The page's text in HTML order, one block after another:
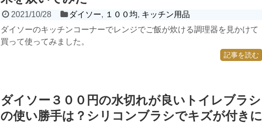
2021/10/28 ダイソー, １００均, キッチン用品
ダイソーのキッチンコーナーでレンジでご飯が炊ける調理器を見かけて
買って使ってみました。
記事を読む
ダイソー３００円の水切れが良いトイレブラシ
の使い勝手は？シリコンブラシでキズが付きに